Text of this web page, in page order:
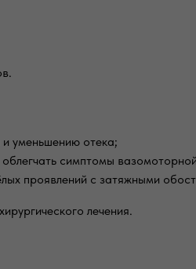
уменьшению отека;
симптомы
проявлений с затяжными
лечения.